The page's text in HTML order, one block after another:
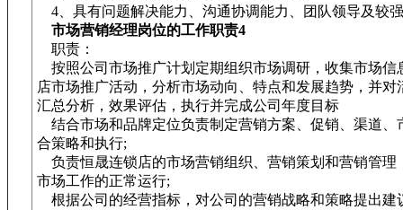
4、具有问题解决能力、沟通协调能力、团队领导及较
市场营销经理岗位的工作职责4
职责：
按照公司市场推广计划定期组织市场调研，收集市场信
店市场推广活动，分析市场动向、特点和发展趋势，并对
汇总分析，效果评估，执行并完成公司年度目标
结合市场和品牌定位负责制定营销方案、促销、渠道、
合策略和执行;
负责恒晟连锁店的市场营销组织、营销策划和营销管理
市场工作的正常运行;
根据公司的经营指标，对公司的营销战略和策略提出建